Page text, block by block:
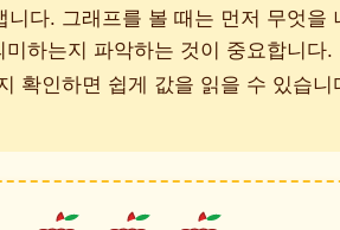
다. 그래프를 볼 때는 먼저 무엇을
하는지 파악하는 것이 중요합니다.
확인하면 쉽게 값을 읽을 수 있습